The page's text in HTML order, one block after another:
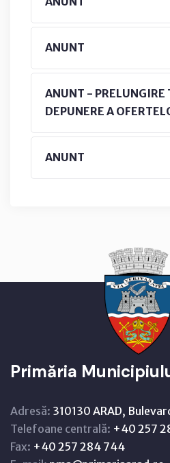
ANUNT
ANUNT - PRELUNGIRE
DEPUNERE A
ANUNT
Primăria
Adresă: 310130 ARAD,
Telefoane centrală: +40 257
Fax: +40 257 284 744